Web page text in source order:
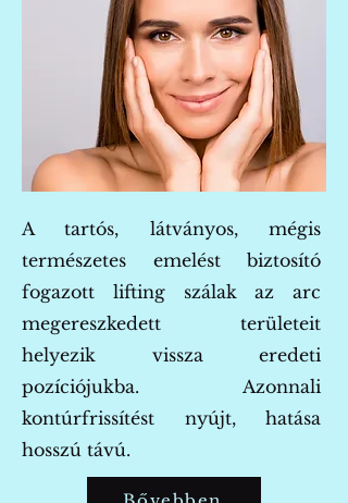
​A tartós, látványos, mégis
természetes emelést biztosító
fogazott lifting szálak az arc
megereszkedett területeit
helyezik vissza eredeti
pozíciójukba. Azonnali
kontúrfrissítést nyújt, hatása
hosszú távú.